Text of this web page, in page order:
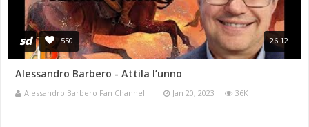
sd 550 26:12
Alessandro Barbero - Attila l’unno
Alessandro Barbero Fan Channel Jan 20, 2023 36K